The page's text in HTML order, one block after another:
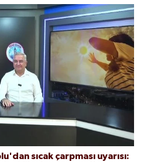
sıcak çarpması uyarısı: